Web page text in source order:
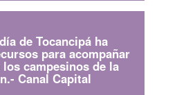
de Tocancipá ha
para acompañar
campesinos de la
Canal Capital